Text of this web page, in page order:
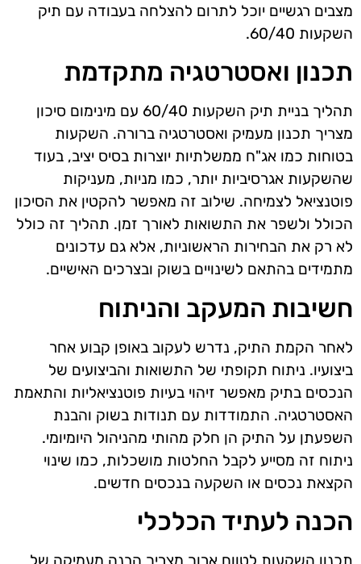
מצבים רגשיים יוכל לתרום להצלחה בעבודה עם תיק
השקעות 60/40.
תכנון ואסטרטגיה מתקדמת
תהליך בניית תיק השקעות 60/40 עם מינימום סיכון
מצריך תכנון מעמיק ואסטרטגיה ברורה. השקעות
בטוחות כמו אג"ח ממשלתיות יוצרות בסיס יציב, בעוד
שהשקעות אגרסיביות יותר, כמו מניות, מעניקות
פוטנציאל לצמיחה. שילוב זה מאפשר להקטין את הסיכון
הכולל ולשפר את התשואות לאורך זמן. תהליך זה כולל
לא רק את הבחירות הראשוניות, אלא גם עדכונים
מתמידים בהתאם לשינויים בשוק ובצרכים האישיים.
חשיבות המעקב והניתוח
לאחר הקמת התיק, נדרש לעקוב באופן קבוע אחר
ביצועיו. ניתוח תקופתי של התשואות והביצועים של
הנכסים בתיק מאפשר זיהוי בעיות פוטנציאליות והתאמת
האסטרטגיה. התמודדות עם תנודות בשוק והבנת
השפעתן על התיק הן חלק מהותי מהניהול היומיומי.
ניתוח זה מסייע לקבל החלטות מושכלות, כמו שינוי
הקצאת נכסים או השקעה בנכסים חדשים.
הכנה לעתיד הכלכלי